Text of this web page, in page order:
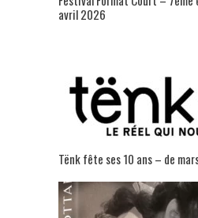
avril 2026
Tënk fête ses 10 ans – de